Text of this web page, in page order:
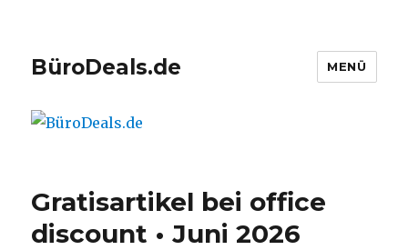
BüroDeals.de MENÜ
Gratisartikel bei office
discount • Juni 2026